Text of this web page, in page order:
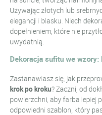
Używając złotych lub
elegancji i blasku. Niech
dopełnieniem, które nie
uwydatnią.
Dekoracja sufitu we wzory:
Zastanawiasz się, jak
krok po kroku? Zacznij od
powierzchni, aby farba lepiej
odpowiedni szablon, który